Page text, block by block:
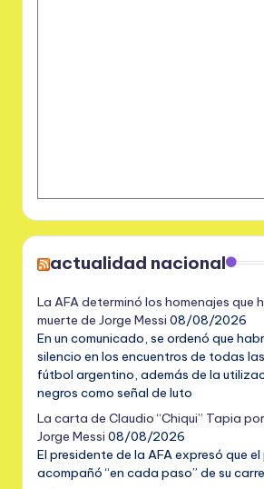
actualidad nacional
La AFA determinó los homenajes que
muerte de Jorge Messi 08/08/2026
En un comunicado, se ordenó que
silencio en los encuentros de todas
fútbol argentino, además de la
negros como señal de luto
La carta de Claudio “Chiqui” Tapia
Jorge Messi 08/08/2026
El presidente de la AFA expresó que
acompañó “en cada paso” de su